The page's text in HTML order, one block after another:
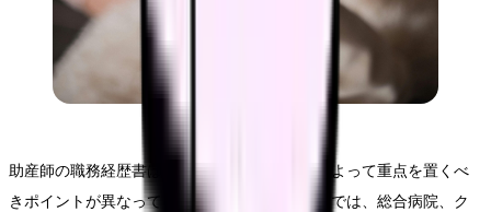
助産師の職務経歴書は、志望する施設の形態によって重点を置くべ
きポイントが異なってきます。このセクションでは、総合病院、ク